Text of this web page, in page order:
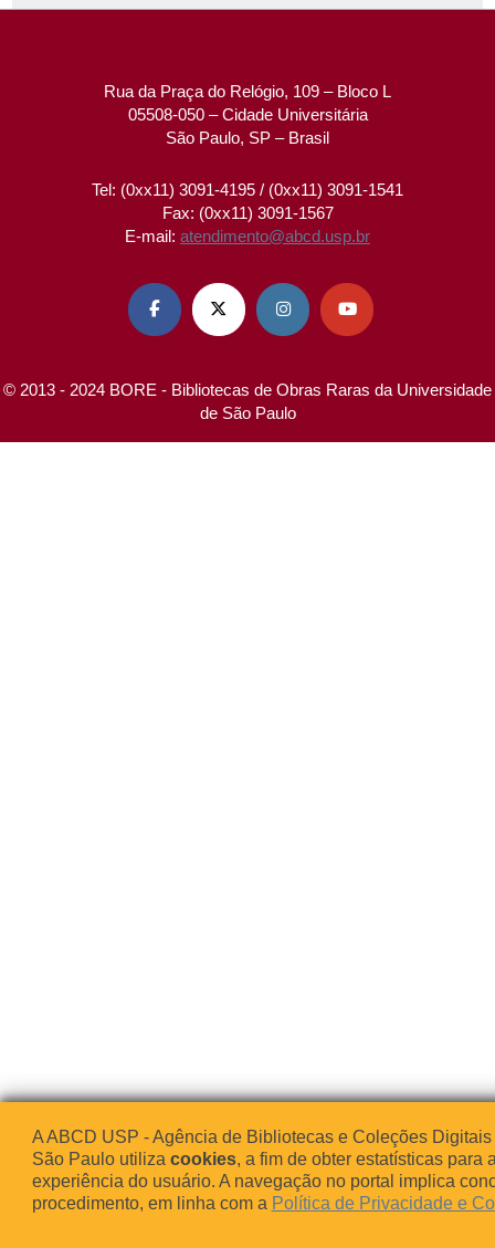
Rua da Praça do Relógio, 109 – Bloco L
05508-050 – Cidade Universitária
São Paulo, SP – Brasil
Tel: (0xx11) 3091-4195 / (0xx11) 3091-1541
Fax: (0xx11) 3091-1567
E-mail: atendimento@abcd.usp.br
   
© 2013 - 2024 BORE - Bibliotecas de Obras Raras da Universidade
de São Paulo
A ABCD USP - Agência de Bibliotecas e Coleções
São Paulo utiliza cookies, a fim de obter estatísticas para
experiência do usuário. A navegação no portal implica
procedimento, em linha com a Política de Privacidade e